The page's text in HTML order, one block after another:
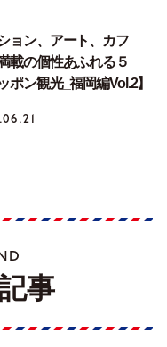
ョン、アート、カフ
の個性あふれる５
ポン観光_福岡編Vol.2】
事